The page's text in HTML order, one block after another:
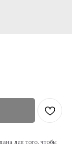
для того, чтобы